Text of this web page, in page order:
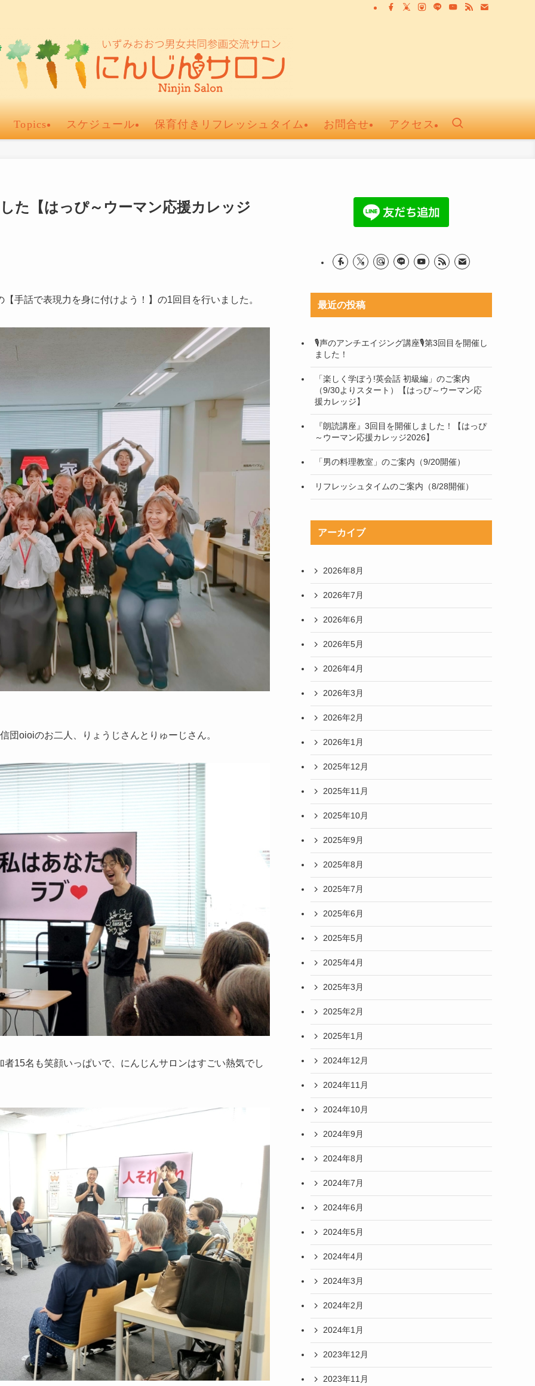
Topics スケジュール 保育付きリフレッシュタイム お問合せ アクセス
た【はっぴ～ウーマン応援カレッジ
手話で表現力を身に付けよう！】の1回目を行いました。
団oioiのお二人、りょうじさんとりゅーじさん。
15名も笑顔いっぱいで、にんじんサロンはすごい熱気でし
最近の投稿
🎙声のアンチエイジング講座🎙第3回目を開催し
ました！
「楽しく学ぼう!英会話 初級編」のご案内
（9/30よりスタート）【はっぴ～ウーマン応
援カレッジ】
『朗読講座』3回目を開催しました！【はっぴ
～ウーマン応援カレッジ2026】
「男の料理教室」のご案内（9/20開催）
リフレッシュタイムのご案内（8/28開催）
アーカイブ
2026年8月
2026年7月
2026年6月
2026年5月
2026年4月
2026年3月
2026年2月
2026年1月
2025年12月
2025年11月
2025年10月
2025年9月
2025年8月
2025年7月
2025年6月
2025年5月
2025年4月
2025年3月
2025年2月
2025年1月
2024年12月
2024年11月
2024年10月
2024年9月
2024年8月
2024年7月
2024年6月
2024年5月
2024年4月
2024年3月
2024年2月
2024年1月
2023年12月
2023年11月